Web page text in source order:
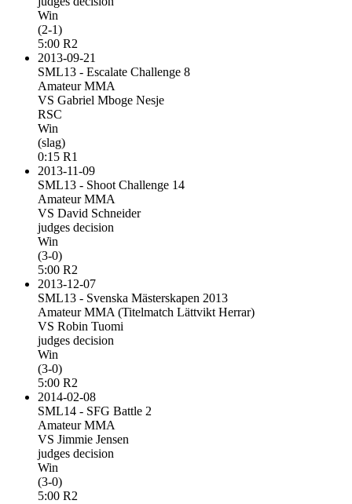
Win
(2-1)
5:00 R2
2013-09-21
SML13 - Escalate Challenge 8
Amateur MMA
VS Gabriel Mboge Nesje
RSC
Win
(slag)
0:15 R1
2013-11-09
SML13 - Shoot Challenge 14
Amateur MMA
VS David Schneider
judges decision
Win
(3-0)
5:00 R2
2013-12-07
SML13 - Svenska Mästerskapen 2013
Amateur MMA (Titelmatch Lättvikt Herrar)
VS Robin Tuomi
judges decision
Win
(3-0)
5:00 R2
2014-02-08
SML14 - SFG Battle 2
Amateur MMA
VS Jimmie Jensen
judges decision
Win
(3-0)
5:00 R2